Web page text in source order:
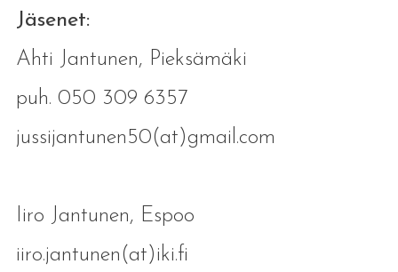
Jäsenet:
Ahti Jantunen, Pieksämäki
puh. 050 309 6357
jussijantunen50(at)gmail.com
Iiro Jantunen, Espoo
iiro.jantunen(at)iki.fi